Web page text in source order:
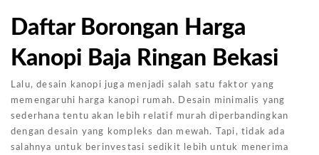
Daftar Borongan Harga
Kanopi Baja Ringan Bekasi
Lalu, desain kanopi juga menjadi salah satu faktor yang
memengaruhi harga kanopi rumah. Desain minimalis yang
sederhana tentu akan lebih relatif murah diperbandingkan
dengan desain yang kompleks dan mewah. Tapi, tidak ada
salahnya untuk berinvestasi sedikit lebih untuk menerima